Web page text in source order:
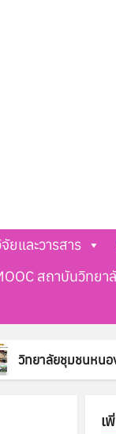
ยและวารสาร
สถาบันวิทยา
วิทยาลัยชุมชนหน
เ